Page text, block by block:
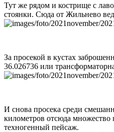
Тут же рядом и кострище с
стоянки. Сюда от Жильнево
За просекой в кустах
36.026736 или
И снова просека среди
километров отсюда множество
техногенный пейсаж.